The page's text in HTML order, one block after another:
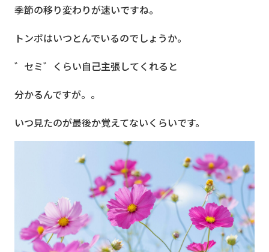
季節の移り変わりが速いですね。
トンボはいつとんでいるのでしょうか。
゛セミ゛くらい自己主張してくれると
分かるんですが。。
いつ見たのが最後か覚えてないくらいです。